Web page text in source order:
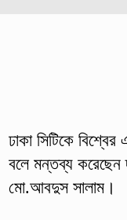
ঢাকা সিটিকে
বলে মন্তব্য করেছেন
মো.আবদুস সালাম।